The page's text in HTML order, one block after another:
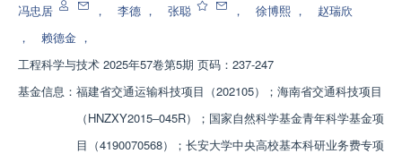
动力响应特性差异显著，为抗震设计提供参考。
冯忠居 ， 李德 ， 张聪 ， 徐博熙 ，
赵瑞欣
，
赖德金 ，
工程科学与技术 2025年57卷第5期 页码：237-247
基金信息： 福建省交通运输科技项目（202105）；海南省交通科技项目
（HNZXY2015‒045R）；国家自然科学基金青年科学基金项
目（4190070568）；长安大学中央高校基本科研业务费专项